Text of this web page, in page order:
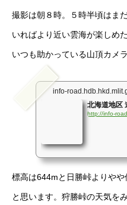
撮影は朝８時。５時半頃はま
いればより近い雲海が楽しめ
いつも助かっている山頂カメラ
info-
北海道地区
標高は644mと日勝峠よりや
と思います。狩勝峠の天気を